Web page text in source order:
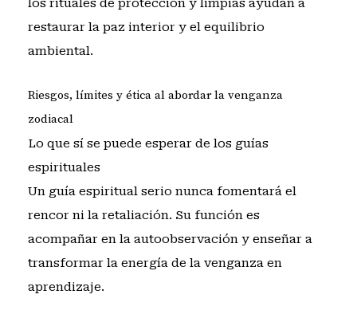
los rituales de protección y limpias ayudan a
restaurar la paz interior y el equilibrio
ambiental.
Riesgos, límites y ética al abordar la venganza
zodiacal
Lo que sí se puede esperar de los guías
espirituales
Un guía espiritual serio nunca fomentará el
rencor ni la retaliación. Su función es
acompañar en la autoobservación y enseñar a
transformar la energía de la venganza en
aprendizaje.